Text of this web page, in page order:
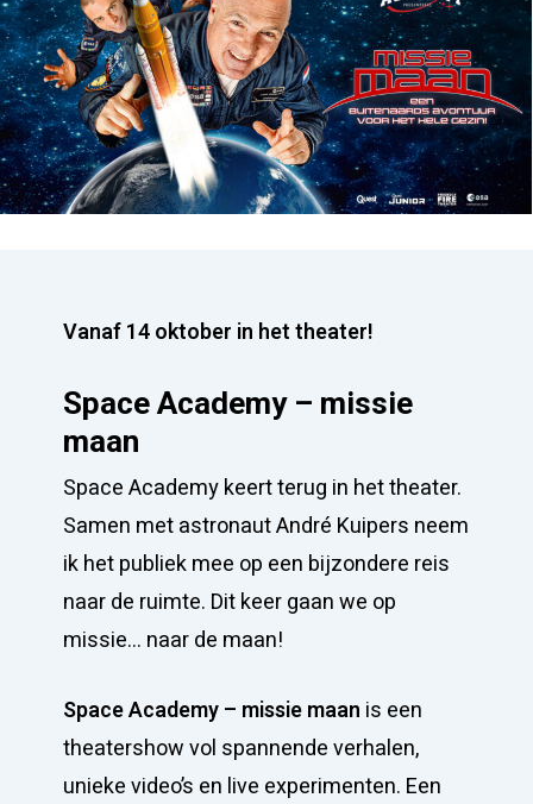
Vanaf 14 oktober in het theater!
Space Academy – missie
maan
Space Academy keert terug in het theater.
Samen met astronaut André Kuipers neem
ik het publiek mee op een bijzondere reis
naar de ruimte. Dit keer gaan we op
missie… naar de maan!
Space Academy – missie maan is een
theatershow vol spannende verhalen,
unieke video’s en live experimenten. Een